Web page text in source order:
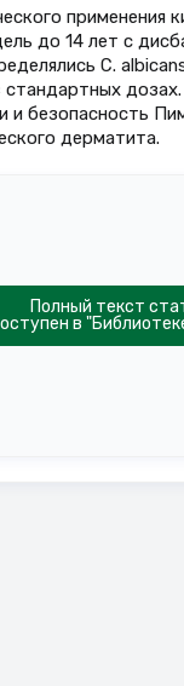
до 14 лет с
C.
и безопасность
дерматита.
Полный текст
в